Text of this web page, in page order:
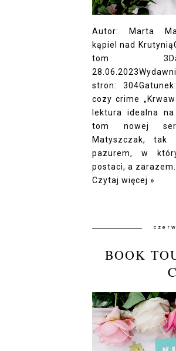
Autor: Marta
kąpiel nad
tom
stron:
cozy crime
lektura idealna
tom nowej
Matyszczak, tak
pazurem, w
postaci, a
Czytaj więcej »
BOOK